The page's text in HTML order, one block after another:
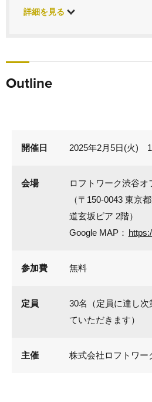
詳細を見る
Outline
開催日 2025年2月5日(火)
会場
ロフトワーク渋谷オ
（〒150-0043 東京
道玄坂ピア 2階）
Google MAP：
参加費 無料
定員
30名（定員に達し
ていただきます）
主催 株式会社ロフトワー